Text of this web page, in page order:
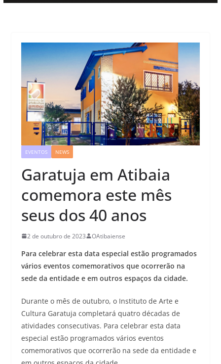
EVENTOS NEWS
Garatuja em Atibaia
comemora este mês
seus dos 40 anos
2 de outubro de 2023 OAtibaiense
Para celebrar esta data especial estão programados
vários eventos comemorativos que ocorrerão na
sede da entidade e em outros espaços da cidade.
Durante o mês de outubro, o Instituto de Arte e
Cultura Garatuja completará quatro décadas de
atividades consecutivas. Para celebrar esta data
especial estão programados vários eventos
comemorativos que ocorrerão na sede da entidade e